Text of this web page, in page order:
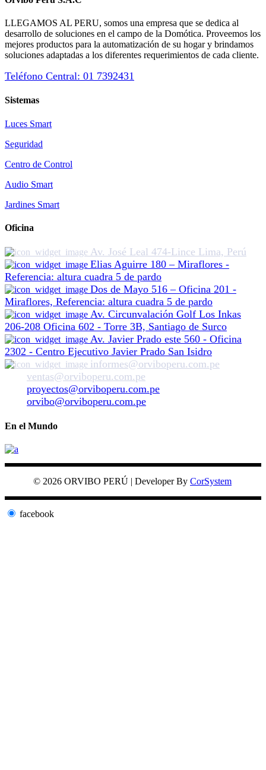
LLEGAMOS AL PERU, somos una empresa que se dedica al
desarrollo de soluciones en el campo de la Domótica. Proveemos los
mejores productos para la automatización de su hogar y brindamos
soluciones adaptadas a los diferentes requerimientos de cada cliente.
Teléfono Central: 01 7392431
Sistemas
Luces Smart
Seguridad
Centro de Control
Audio Smart
Jardines Smart
Oficina
Av. José Leal 474-Lince Lima, Perú
Elias Aguirre 180 – Miraflores -
Referencia: altura cuadra 5 de pardo
Dos de Mayo 516 – Oficina 201 -
Miraflores, Referencia: altura cuadra 5 de pardo
Av. Circunvalación Golf Los Inkas
206-208 Oficina 602 - Torre 3B, Santiago de Surco
Av. Javier Prado este 560 - Oficina
2302 - Centro Ejecutivo Javier Prado San Isidro
informes@orviboperu.com.pe
ventas@orviboperu.com.pe
proyectos@orviboperu.com.pe
orvibo@orviboperu.com.pe
En el Mundo
© 2026 ORVIBO PERÚ | Developer By CorSystem
facebook